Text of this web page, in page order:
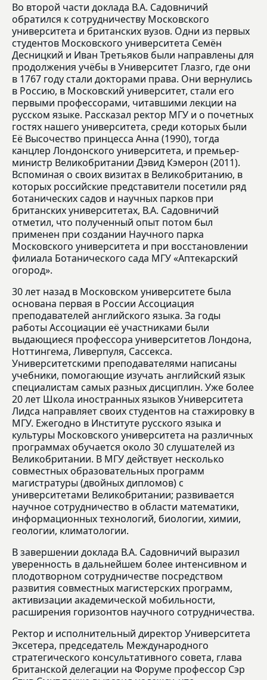
Во второй части доклада В.А. Садовничий
обратился к сотрудничеству Московского
университета и британских вузов. Одни из первых
студентов Московского университета Семён
Десницкий и Иван Третьяков были направлены для
продолжения учёбы в Университет Глазго, где они
в 1767 году стали докторами права. Они вернулись
в Россию, в Московский университет, стали его
первыми профессорами, читавшими лекции на
русском языке. Рассказал ректор МГУ и о почетных
гостях нашего университета, среди которых были
Её Высочество принцесса Анна (1990), тогда
канцлер Лондонского университета, и премьер-
министр Великобритании Дэвид Кэмерон (2011).
Вспоминая о своих визитах в Великобританию, в
которых российские представители посетили ряд
ботанических садов и научных парков при
британских университетах, В.А. Садовничий
отметил, что полученный опыт потом был
применен при создании Научного парка
Московского университета и при восстановлении
филиала Ботанического сада МГУ «Аптекарский
огород».
30 лет назад в Московском университете была
основана первая в России Ассоциация
преподавателей английского языка. За годы
работы Ассоциации её участниками были
выдающиеся профессора университетов Лондона,
Ноттингема, Ливерпуля, Сассекса.
Университетскими преподавателями написаны
учебники, помогающие изучать английский язык
специалистам самых разных дисциплин. Уже более
20 лет Школа иностранных языков Университета
Лидса направляет своих студентов на стажировку в
МГУ. Ежегодно в Институте русского языка и
культуры Московского университета на различных
программах обучается около 30 слушателей из
Великобритании. В МГУ действует несколько
совместных образовательных программ
магистратуры (двойных дипломов) с
университетами Великобритании; развивается
научное сотрудничество в области математики,
информационных технологий, биологии, химии,
геологии, климатологии.
В завершении доклада В.А. Садовничий выразил
уверенность в дальнейшем более интенсивном и
плодотворном сотрудничестве посредством
развития совместных магистерских программ,
активизации академической мобильности,
расширения горизонтов научного сотрудничества.
Ректор и исполнительный директор Университета
Эксетера, председатель Международного
стратегического консультативного совета, глава
британской делегации на Форуме профессор Сэр